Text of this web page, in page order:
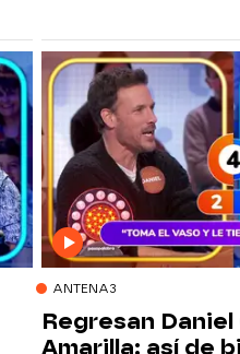
ANTENA3
Regresan
Amarilla: así de